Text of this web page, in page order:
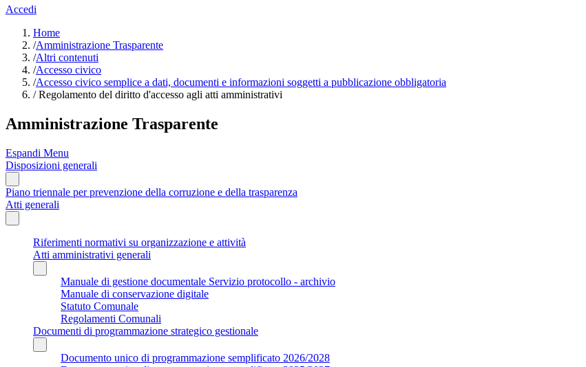
Accedi
Home
/Amministrazione Trasparente
/Altri contenuti
/Accesso civico
/Accesso civico semplice a dati, documenti e informazioni soggetti a pubblicazione obbligatoria
/Regolamento del diritto d'accesso agli atti amministrativi
Amministrazione Trasparente
Espandi Menu
Disposizioni generali
Piano triennale per prevenzione della corruzione e della trasparenza
Atti generali
Riferimenti normativi su organizzazione e attività
Atti amministrativi generali
Manuale di gestione documentale Servizio protocollo - archivio
Manuale di conservazione digitale
Statuto Comunale
Regolamenti Comunali
Documenti di programmazione strategico gestionale
Documento unico di programmazione semplificato 2026/2028